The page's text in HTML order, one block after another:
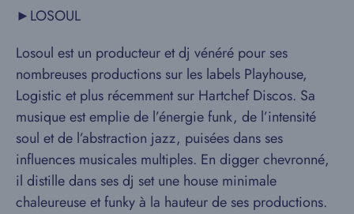
►LOSOUL
Losoul est un producteur et dj vénéré pour ses
nombreuses productions sur les labels Playhouse,
Logistic et plus récemment sur Hartchef Discos. Sa
musique est emplie de l’énergie funk, de l’intensité
soul et de l’abstraction jazz, puisées dans ses
influences musicales multiples. En digger chevronné,
il distille dans ses dj set une house minimale
chaleureuse et funky à la hauteur de ses productions.